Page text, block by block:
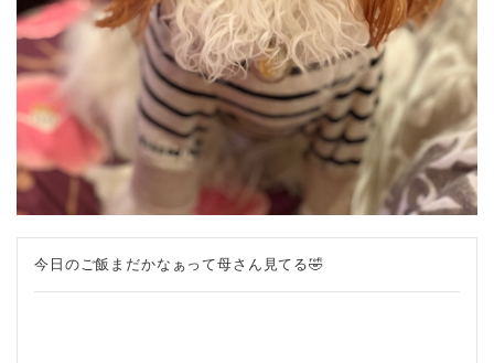
今日のご飯まだかなぁって母さん見てる🤣